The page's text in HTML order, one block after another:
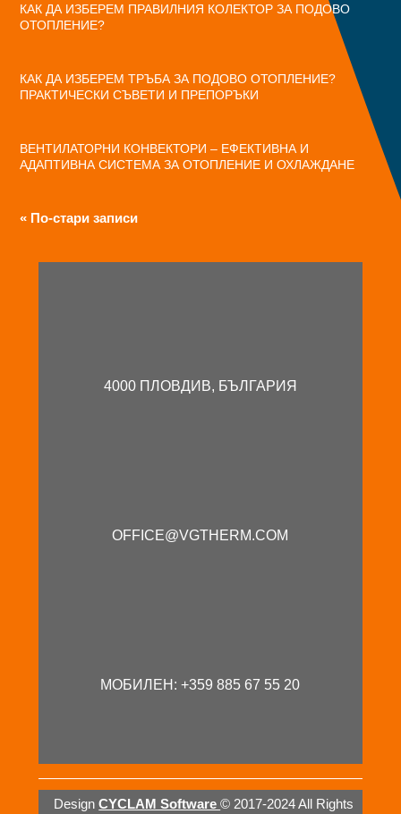
КАК ДА ИЗБЕРЕМ ПРАВИЛНИЯ КОЛЕКТОР ЗА ПОДОВО
ОТОПЛЕНИЕ?
КАК ДА ИЗБЕРЕМ ТРЪБА ЗА ПОДОВО ОТОПЛЕНИЕ?
ПРАКТИЧЕСКИ СЪВЕТИ И ПРЕПОРЪКИ
ВЕНТИЛАТОРНИ КОНВЕКТОРИ – ЕФЕКТИВНА И
АДАПТИВНА СИСТЕМА ЗА ОТОПЛЕНИЕ И ОХЛАЖДАНЕ
« По-стари записи
4000 ПЛОВДИВ, БЪЛГАРИЯ
OFFICE@VGTHERM.COM
МОБИЛЕН: +359 885 67 55 20
DesignCYCLAM Software© 2017-2024 All Rights